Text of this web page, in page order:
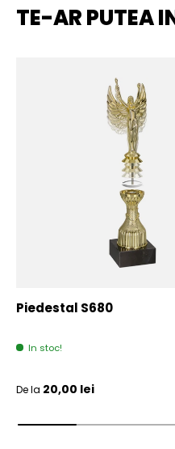
TE-AR PUTEA
Piedestal S680
In stoc!
Pret initial
De la 20,00 lei